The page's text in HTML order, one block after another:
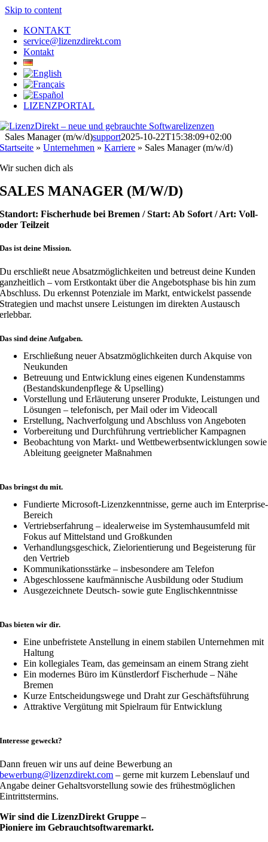
Skip to content
KONTAKT
service@lizenzdirekt.com
Kontakt
LIZENZPORTAL
Sales Manager (m/w/d)support2025-10-22T15:38:09+02:00
Startseite »Unternehmen »Karriere » Sales Manager (m/w/d)
Wir suchen dich als
SALES MANAGER (M/W/D)
Standort: Fischerhude bei Bremen / Start: Ab Sofort / Art: Voll-
oder Teilzeit
Das ist deine Mission.
Du erschließt neue Absatzmöglichkeiten und betreust deine Kunden
ganzheitlich – vom Erstkontakt über die Angebotsphase bis hin zum
Abschluss. Du erkennst Potenziale im Markt, entwickelst passende
Strategien und machst unsere Leistungen im direkten Austausch
erlebbar.
Das sind deine Aufgaben.
Erschließung neuer Absatzmöglichkeiten durch Akquise von
Neukunden
Betreuung und Entwicklung eines eigenen Kundenstamms
(Bestandskundenpflege & Upselling)
Vorstellung und Erläuterung unserer Produkte, Leistungen und
Lösungen – telefonisch, per Mail oder im Videocall
Erstellung, Nachverfolgung und Abschluss von Angeboten
Vorbereitung und Durchführung vertrieblicher Kampagnen
Beobachtung von Markt- und Wettbewerbsentwicklungen sowie
Ableitung geeigneter Maßnahmen
Das bringst du mit.
Fundierte Microsoft-Lizenzkenntnisse, gerne auch im Enterprise-
Bereich
Vertriebserfahrung – idealerweise im Systemhausumfeld mit
Fokus auf Mittelstand und Großkunden
Verhandlungsgeschick, Zielorientierung und Begeisterung für
den Vertrieb
Kommunikationsstärke – insbesondere am Telefon
Abgeschlossene kaufmännische Ausbildung oder Studium
Ausgezeichnete Deutsch- sowie gute Englischkenntnisse
Das bieten wir dir.
Eine unbefristete Anstellung in einem stabilen Unternehmen mit
Haltung
Ein kollegiales Team, das gemeinsam an einem Strang zieht
Ein modernes Büro im Künstlerdorf Fischerhude – Nähe
Bremen
Kurze Entscheidungswege und Draht zur Geschäftsführung
Attraktive Vergütung mit Spielraum für Entwicklung
Interesse geweckt?
Dann freuen wir uns auf deine Bewerbung an
bewerbung@lizenzdirekt.com – gerne mit kurzem Lebenslauf und
Angabe deiner Gehaltsvorstellung sowie des frühestmöglichen
Eintrittstermins.
Wir sind die LizenzDirekt Gruppe –
Pioniere im Gebrauchtsoftwaremarkt.